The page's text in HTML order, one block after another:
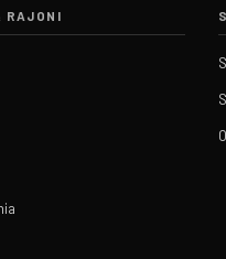
RAJONI